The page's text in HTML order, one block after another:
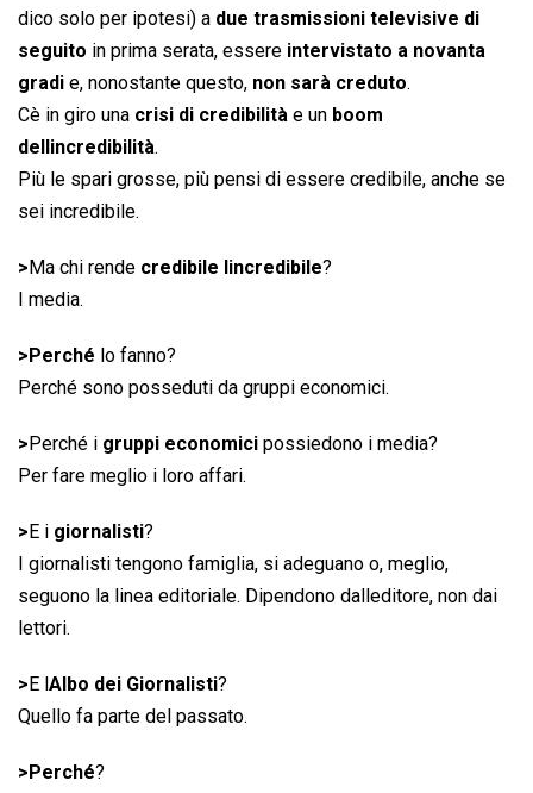
dico solo per ipotesi) a due trasmissioni televisive di
seguito in prima serata, essere intervistato a novanta
gradi e, nonostante questo, non sarà creduto.
Cè in giro una crisi di credibilità e un boom
dellincredibilità.
Più le spari grosse, più pensi di essere credibile, anche se
sei incredibile.
> Ma chi rende credibile lincredibile?
I media.
> Perché lo fanno?
Perché sono posseduti da gruppi economici.
> Perché i gruppi economici possiedono i media?
Per fare meglio i loro affari.
> E i giornalisti?
I giornalisti tengono famiglia, si adeguano o, meglio,
seguono la linea editoriale. Dipendono dalleditore, non dai
lettori.
> E l Albo dei Giornalisti?
Quello fa parte del passato.
>Perché?